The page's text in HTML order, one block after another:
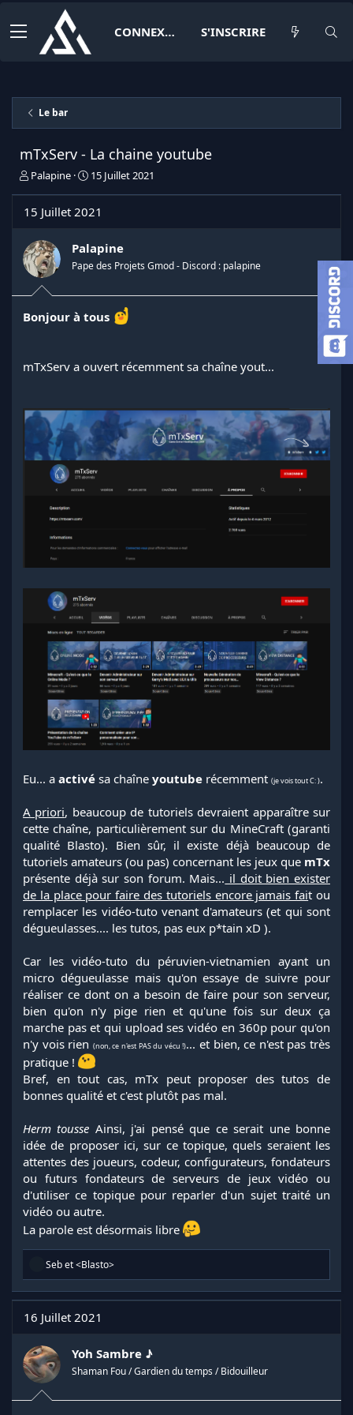
CONNEXION S'INSCRIRE
Le bar
mTxServ - La chaine youtube
I
t
a
t
e
u
d
d
c
s
s
Palapine
D
e
e
é
t
15 Juillet 2021
15 Juillet 2021
Palapine
Pape des Projets Gmod - Discord : palapine
Bonjour à tous
mTxServ a ouvert récemment sa chaîne yout...
Eu... a activé sa chaîne youtube récemment (je vois tout C: ).
A priori, beaucoup de tutoriels devraient apparaître sur
cette chaîne, particulièrement sur du MineCraft (garanti
qualité Blasto). Bien sûr, il existe déjà beaucoup de
tutoriels amateurs (ou pas) concernant les jeux que mTx
présente déjà sur son forum. Mais... il doit bien exister
de la place pour faire des tutoriels encore jamais fait ou
remplacer les vidéo-tuto venant d'amateurs (et qui sont
dégueulasses.... les tutos, pas eux p*tain xD ).
Car les vidéo-tuto du péruvien-vietnamien ayant un
micro dégueulasse mais qu'on essaye de suivre pour
réaliser ce dont on a besoin de faire pour son serveur,
bien qu'on n'y pige rien et qu'une fois sur deux ça
marche pas et qui upload ses vidéo en 360p pour qu'on
n'y vois rien (non, ce n'est PAS du vécu !)... et bien, ce n'est pas très
pratique !
Bref, en tout cas, mTx peut proposer des tutos de
bonnes qualité et c'est plutôt pas mal.
Herm tousse Ainsi, j'ai pensé que ce serait une bonne
idée de proposer ici, sur ce topique, quels seraient les
attentes des joueurs, codeur, configurateurs, fondateurs
ou futurs fondateurs de serveurs de jeux vidéo ou
d'utiliser ce topique pour reparler d'un sujet traité un
vidéo ou autre.
La parole est désormais libre
R
a
c
t
i
n
s
:
Sebet<Blasto>
16 Juillet 2021
Yoh Sambre ♪
Shaman Fou / Gardien du temps / Bidouilleur